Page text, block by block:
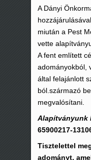
A Dányi
miután a Pest
vette
A fent említett
adományokból,
által felajánlott
ból.származó
megvalósítani.
Alapítványunk
65900217-
Tisztelettel
adományt,